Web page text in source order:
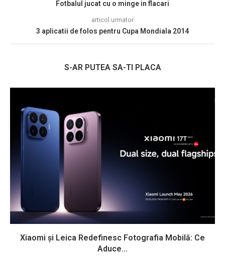
Fotbalul jucat cu o minge in flacari
articol urmator
3 aplicatii de folos pentru Cupa Mondiala 2014
S-AR PUTEA SA-TI PLACA
Xiaomi și Leica Redefinesc Fotografia Mobilă: Ce
Aduce...